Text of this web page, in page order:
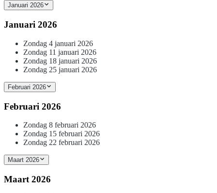
Januari 2026
Januari 2026
Zondag 4 januari 2026
Zondag 11 januari 2026
Zondag 18 januari 2026
Zondag 25 januari 2026
Februari 2026
Februari 2026
Zondag 8 februari 2026
Zondag 15 februari 2026
Zondag 22 februari 2026
Maart 2026
Maart 2026